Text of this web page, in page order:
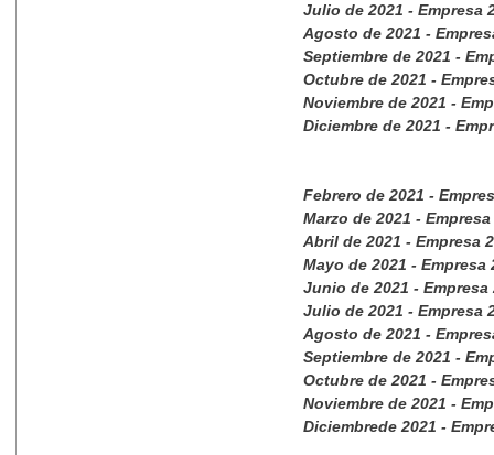
Julio de 2021 - Empresa
Agosto de 2021 -
Septiembre de 2021 -
Octubre de 2021 -
Noviembre de 2021 -
Diciembre de 2021 -
Febrero de 2021 -
Marzo de 2021 -
Abril de 2021 - Empresa
Mayo de 2021 - Empresa
Junio de 2021 -
Julio de 2021 - Empresa
Agosto de 2021 -
Septiembre de 2021 -
Octubre de 2021 -
Noviembre de 2021 -
Diciembrede 2021 -